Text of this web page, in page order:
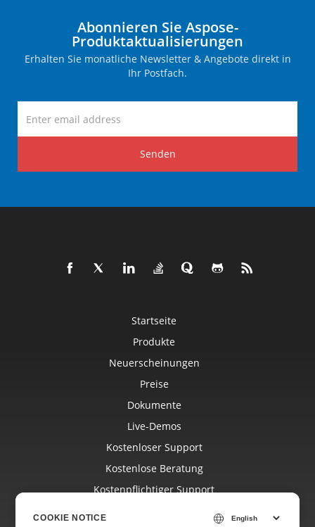
Abonnieren Sie Aspose-
Produktaktualisierungen
Erhalten Sie monatliche Newsletter & Angebote direkt in
Ihr Postfach.
Senden
Startseite
Produkte
Neuerscheinungen
Preise
Dokumente
Live-Demos
Kostenloser Support
Kostenlose Beratung
Kostenpflichtiger Support
COOKIE NOTICE